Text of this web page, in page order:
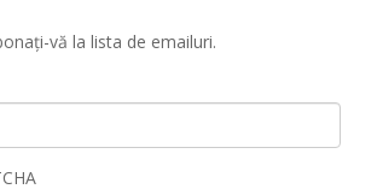
vă la lista de emailuri.